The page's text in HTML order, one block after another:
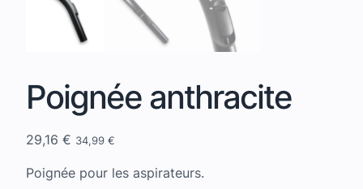
Poignée anthracite
29,16 € 34,99 €
Poignée pour les aspirateurs.